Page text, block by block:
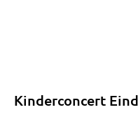
Kinderconcert